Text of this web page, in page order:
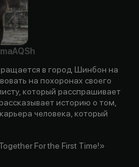
AQSh
в город Шинбон на
на похоронах своего
который расспрашивает
историю о том,
человека, который
For the First Time!»